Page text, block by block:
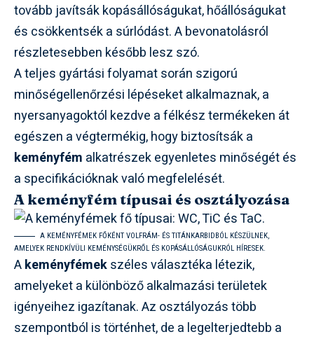
tovább javítsák kopásállóságukat, hőállóságukat
és csökkentsék a súrlódást. A bevonatolásról
részletesebben később lesz szó.
A teljes gyártási folyamat során szigorú
minőségellenőrzési lépéseket alkalmaznak, a
nyersanyagoktól kezdve a félkész termékeken át
egészen a végtermékig, hogy biztosítsák a
keményfém alkatrészek egyenletes minőségét és
a specifikációknak való megfelelését.
A keményfém típusai és osztályozása
A KEMÉNYFÉMEK FŐKÉNT VOLFRÁM- ÉS TITÁNKARBIDBÓL KÉSZÜLNEK,
AMELYEK RENDKÍVÜLI KEMÉNYSÉGÜKRŐL ÉS KOPÁSÁLLÓSÁGUKRÓL HÍRESEK.
Akeményfémekszéles választéka létezik,
amelyeket a különböző alkalmazási területek
igényeihez igazítanak. Az osztályozás több
szempontból is történhet, de a legelterjedtebb a